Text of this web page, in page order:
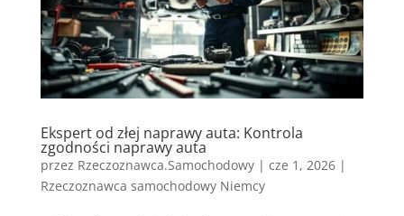
Ekspert od złej naprawy auta: Kontrola
zgodności naprawy auta
przez Rzeczoznawca.Samochodowy| cze 1, 2026|
Rzeczoznawca samochodowy Niemcy